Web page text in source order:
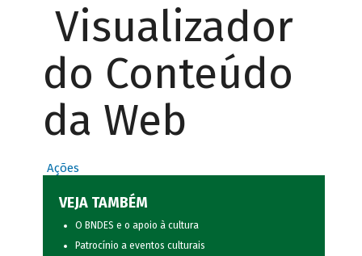
Visualizador
do Conteúdo
da Web
Ações
VEJA TAMBÉM
O BNDES e o apoio à cultura
Patrocínio a eventos culturais